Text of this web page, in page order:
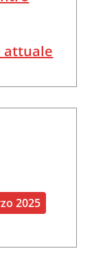
attuale
2025